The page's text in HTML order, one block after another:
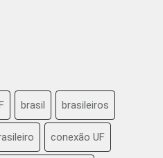
brasil brasileiros
conexão UF